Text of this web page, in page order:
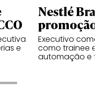
e
Nestlé
promoção
Executivo
como trainee e
automação e